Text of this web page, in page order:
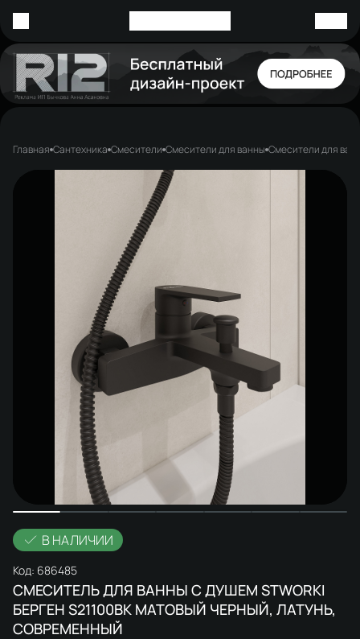
Главная Сантехника Смесители Смесители для ванны Смесители для
В НАЛИЧИИ
Код: 686485
СМЕСИТЕЛЬ ДЛЯ ВАННЫ С ДУШЕМ STWORKI
БЕРГЕН S21100BK МАТОВЫЙ ЧЕРНЫЙ, ЛАТУНЬ,
СОВРЕМЕННЫЙ